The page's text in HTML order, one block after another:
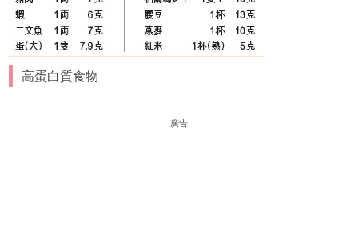
高蛋白質食物
廣告